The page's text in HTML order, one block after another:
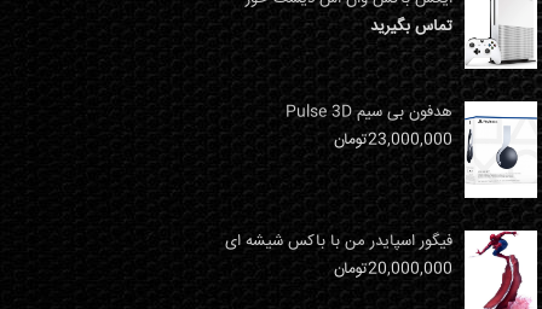
تماس بگیرید
هدفون بی سیم Pulse 3D
23,000,000تومان
فیگور اسپایدر من با باکس شیشه ای
20,000,000تومان